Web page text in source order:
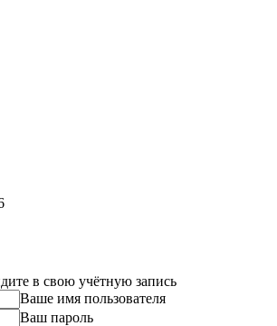
в свою учётную запись
Ваше имя пользователя
Ваш пароль